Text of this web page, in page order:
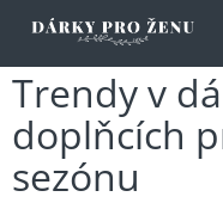
Trendy v
doplňcích
sezónu